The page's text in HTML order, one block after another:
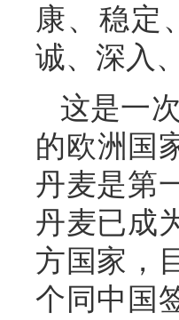
康、稳定
诚、深入
这是一
的欧洲国
丹麦是第
丹麦已成
方国家，
个同中国